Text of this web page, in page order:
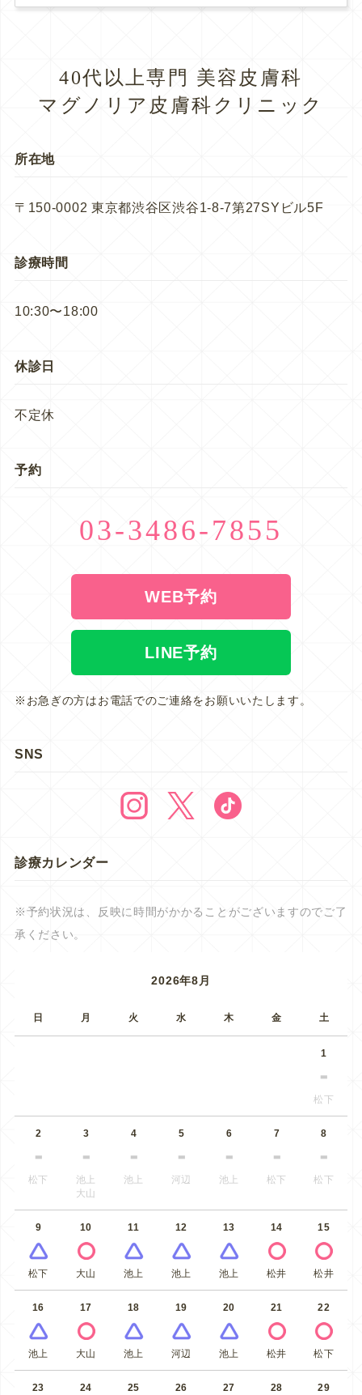
40代以上専門 美容皮膚科
マグノリア皮膚科クリニック
所在地
〒150-0002 東京都渋谷区渋谷1-8-7第27SYビル5F
診療時間
10:30〜18:00
休診日
不定休
予約
03-3486-7855
WEB予約
LINE予約
※お急ぎの方はお電話でのご連絡をお願いいたします。
SNS
診療カレンダー
※予約状況は、反映に時間がかかることがございますのでご了
承ください。
2026年8月
日 月 火 水 木 金 土
1
松下
2
松下
3
池上
大山
4
池上
5
河辺
6
池上
7
松下
8
松下
9
松下
10
大山
11
池上
12
池上
13
池上
14
松井
15
松井
16
池上
17
大山
18
池上
19
河辺
20
池上
21
松井
22
松下
23 24 25 26 27 28 29